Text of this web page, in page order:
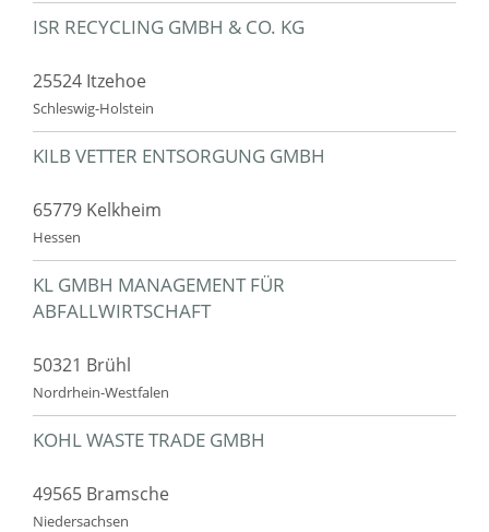
ISR RECYCLING GMBH & CO. KG
25524 Itzehoe
Schleswig-Holstein
KILB VETTER ENTSORGUNG GMBH
65779 Kelkheim
Hessen
KL GMBH MANAGEMENT FÜR
ABFALLWIRTSCHAFT
50321 Brühl
Nordrhein-Westfalen
KOHL WASTE TRADE GMBH
49565 Bramsche
Niedersachsen